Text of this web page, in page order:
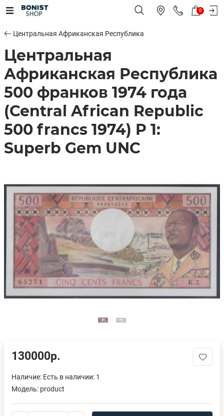
0
Центральная Африканская Республика
Центральная
Африканская Республика
500 франков 1974 года
(Central African Republic
500 francs 1974) P 1:
Superb Gem UNC
130000р.
Наличие: Есть в наличии: 1
Модель: product